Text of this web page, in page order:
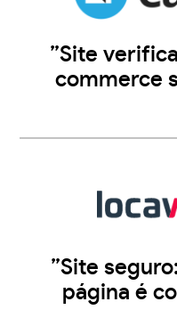
”Site
commerce
”Site
página é